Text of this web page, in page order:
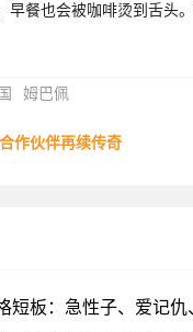
餐也会被咖啡烫到舌头
姆巴佩
作伙伴再续传奇
短板：急性子、爱记